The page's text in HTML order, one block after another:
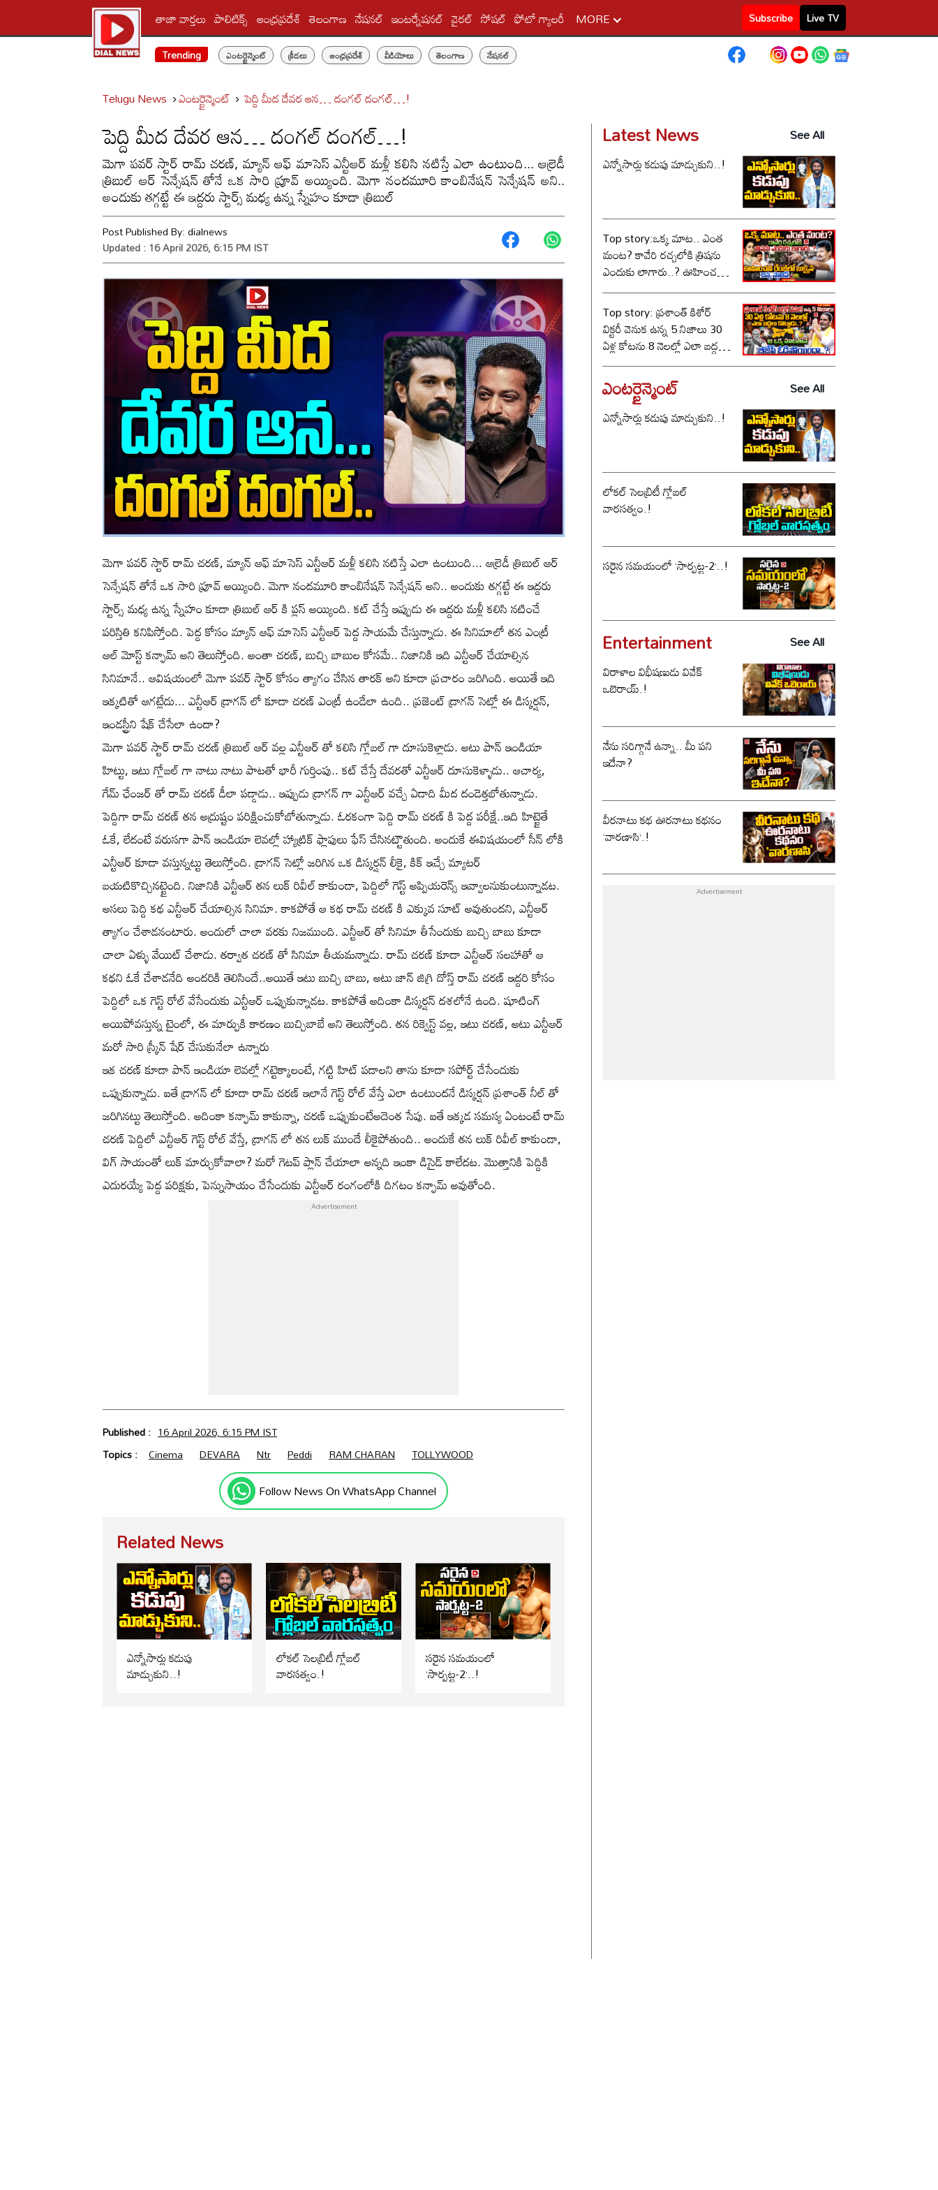
తాజా వార్తలు పాలిటిక్స్‌ ఆంధ్రప్రదేశ్ తెలంగాణ నేషనల్ ఇంటర్నేషనల్ వైరల్ సోషల్ ఫోటో గ్యాలరీ MORE Subscribe
Live TV
Trending
ఎంటర్టైన్మెంట్ క్రీడలు ఆంధ్రప్రదేశ్ వీడియోలు తెలంగాణ నేషనల్
Telugu News ఎంటర్టైన్మెంట్ పెద్ది మీద దేవర ఆన… దంగల్ దంగల్…!
పెద్ది మీద దేవర ఆన… దంగల్ దంగల్…!
మెగా పవర్ స్టార్ రామ్ చరణ్, మ్యాన్ ఆఫ్ మాసెస్ ఎన్టీఆర్ మళ్లీ కలిసి నటిస్తే ఎలా ఉంటుంది... ఆల్రెడీ
త్రిబుల్ ఆర్ సెన్సేషన్ తోనే ఒక సారి ప్రూవ్ అయ్యింది. మెగా నందమూరి కాంబినేషన్ సెన్సేషన్ అని..
అందుకు తగ్గట్టే ఈ ఇద్దరు స్టార్స్ మధ్య ఉన్న స్నేహం కూడా త్రిబుల్
Post Published By:dialnews
Updated : 16 April 2026, 6:15 PM IST
మెగా పవర్ స్టార్ రామ్ చరణ్, మ్యాన్ ఆఫ్ మాసెస్ ఎన్టీఆర్ మళ్లీ కలిసి నటిస్తే ఎలా ఉంటుంది... ఆల్రెడీ త్రిబుల్ ఆర్
సెన్సేషన్ తోనే ఒక సారి ప్రూవ్ అయ్యింది. మెగా నందమూరి కాంబినేషన్ సెన్సేషన్ అని.. అందుకు తగ్గట్టే ఈ ఇద్దరు
స్టార్స్ మధ్య ఉన్న స్నేహం కూడా త్రిబుల్ ఆర్ కి ప్లస్ అయ్యింది. కట్ చేస్తే ఇప్పుడు ఈ ఇద్దరు మళ్లీ కలిసి నటించే
పరిస్తితి కనిపిస్తోంది. పెద్ద కోసం మ్యాన్ ఆఫ్ మాసెస్ ఎన్టీఆర్ పెద్ద సాయమే చేస్తున్నాడు. ఈ సినిమాలో తన ఎంట్రీ
ఆల్ మోస్ట్ కన్ఫామ్ అని తెలుస్తోంది. అంతా చరణ్, బుచ్చి బాబుల కోసమే.. నిజానికి ఇది ఎన్టీఆర్ చేయాల్సిన
సినిమానే.. ఆవిషయంలో మెగా పవర్ స్టార్ కోసం త్యాగం చేసిన తారక్ అని కూడా ప్రచారం జరిగింది. అయితే ఇది
ఇక్కటితో ఆగట్లేదు... ఎన్టీఆర్ డ్రాగన్ లో కూడా చరణ్ ఎంట్రీ ఉండేలా ఉంది.. ప్రజెంట్ డ్రాగన్ సెట్లో ఈ డిస్కర్షన్,
ఇండస్ట్రీని షేక్ చేసేలా ఉందా?
మెగా పవర్ స్టార్ రామ్ చరణ్ త్రిబుల్ ఆర్ వల్ల ఎన్టీఆర్ తో కలిసి గ్లోబల్ గా దూసుకెళ్లాడు. అటు పాన్ ఇండియా
హిట్టు, ఇటు గ్లోబల్ గా నాటు నాటు పాటతో భారీ గుర్తింపు.. కట్ చేస్తే దేవరతో ఎన్టీఆర్ దూసుకెళ్ళాడు.. ఆచార్య,
గేమ్ ఛేంజర్ తో రామ్ చరణ్ డీలా పడ్డాడు.. ఇప్పుడు డ్రాగన్ గా ఎన్టీఆర్ వచ్చే ఏడాది మీద దండెత్తబోతున్నాడు.
పెద్దిగా రామ్ చరణ్ తన అద్రుష్టం పరిక్షించుకోబోతున్నాడు. ఓరకంగా పెద్ది రామ్ చరణ్ కి పెద్ద పరీక్షే..ఇది హిట్టైతే
ఓకే, లేదంటే వరుసగా పాన్ ఇండియా లెవల్లో హ్యాట్రిక్ ఫ్లాపులు ఫేస్ చేసినట్టౌతుంది. అందుకే ఈవిషయంలో సీన్ లోకి
ఎన్టీఆర్ కూడా వస్తున్నట్టు తెలుస్తోంది. డ్రాగన్ సెట్లో జరిగిన ఒక డిస్కర్షన్ లీకై, కిక్ ఇచ్చే మ్యాటర్
బయటికొచ్చినట్టైంది. నిజానికి ఎన్టీఆర్ తన లుక్ రివీల్ కాకుండా, పెద్దిలో గెస్ట్ అప్పియరెన్స్ ఇవ్వాలనుకుంటున్నాడట.
అసలు పెద్ది కథ ఎన్టీఆర్ చేయాల్సిన సినిమా. కాకపోతే ఆ కథ రామ్ చరణ్ కి ఎక్కువ సూట్ అవుతుందని, ఎన్టీఆర్
త్యాగం చేశాడనంటారు. అందులో చాలా వరకు నిజముంది. ఎన్టీఆర్ తో సినిమా తీసేందుకు బుచ్చి బాబు కూడా
చాలా ఏళ్ళు వేయిట్ చేశాడు. తర్వాత చరణ్ తో సినిమా తీయమన్నాడు. రామ్ చరణ్ కూడా ఎన్టీఆర్ సలహాతో ఆ
కథని ఓకే చేశాడనేది అందరికి తెలిసిందే..అయితే ఇటు బుచ్చి బాబు, అటు జాన్ జిగ్రి దోస్త్ రామ్ చరణ్ ఇద్దరి కోసం
పెద్దిలో ఒక గెస్ట్ రోల్ వేసేందుకు ఎన్టీఆర్ ఒప్పుకున్నాడట. కాకపోతే అదింకా డిస్కర్షన్ దశలోనే ఉంది. షూటింగ్
అయిపోవస్తున్న టైంలో, ఈ మార్పుకి కారణం బుచ్చిబాబే అని తెలుస్తోంది. తన రిక్వెస్ట్ వల్ల, ఇటు చరణ్, అటు ఎన్టీఆర్
మరో సారి స్క్రీన్ షేర్ చేసుకునేలా ఉన్నారు
ఇక చరణ్ కూడా పాన్ ఇండియా లెవల్లో గట్టెక్కాలంటే, గట్టి హిట్ పడాలని తాను కూడా సపోర్ట్ చేసేందుకు
ఒప్పుకున్నాడు. ఐతే డ్రాగన్ లో కూడా రామ్ చరణ్ ఇలానే గెస్ట్ రోల్ వేస్తే ఎలా ఉంటుందనే డిస్కర్షన్ ప్రశాంత్ నీల్ తో
జరిగినట్టు తెలుస్తోంది. అదింకా కన్ఫామ్ కాకున్నా, చరణ్ ఒప్పుకుంటేఅదెంత సేపు. ఐతే ఇక్కడ సమస్య ఏంటంటే రామ్
చరణ్ పెద్దిలో ఎన్టీఆర్ గెస్ట్ రోల్ వేస్తే, డ్రాగన్ లో తన లుక్ ముందే లీకైపోతుంది.. అందుకే తన లుక్ రివీల్ కాకుండా,
విగ్ సాయంతో లుక్ మార్చుకోవాలా? మరో గెటప్ ప్లాన్ చేయాలా అన్నది ఇంకా డిసైడ్ కాలేదట. మొత్తానికి పెద్దికి
ఎదురయ్యే పెద్ద పరిక్షకు, పెన్నుసాయం చేసేందుకు ఎన్టీఆర్ రంగంలోకి దిగటం కన్ఫామ్ అవుతోంది.
Published : 16 April 2026, 6:15 PM IST
Topics : Cinema DEVARA Ntr Peddi RAM CHARAN TOLLYWOOD
Follow News On WhatsApp Channel
Related News
ఎన్నోసార్లు కడుపు
మాడ్చుకుని..!
లోకల్ సెలబ్రిటీ గ్లోబల్
వారసత్వం.!
సరైన సమయంలో
‘సార్పట్ట-2’..!
Latest News
See All
ఎన్నోసార్లు కడుపు మాడ్చుకుని..!
Top story:ఒక్క మాట.. ఎంత
మంట? కావేరి రచ్చలోకి త్రిషను
ఎందుకు లాగారు..? ఊహించని
రేంజ్ లో బుక్కైన చిన్న స్టాలిన్..!
Top story: ప్రశాంత్ కిశోర్
విక్టరీ వెనుక ఉన్న 5 నిజాలు 30
ఏళ్ల కోటను 8 నెలల్లో ఎలా బద్దలు
కొట్టాడు..? ఆ ఒక్క మాటతోనే
బీజేపీ ఓడిపోయిందా..?
ఎంటర్టైన్మెంట్
See All
ఎన్నోసార్లు కడుపు మాడ్చుకుని..!
లోకల్ సెలబ్రిటీ గ్లోబల్
వారసత్వం.!
సరైన సమయంలో ‘సార్పట్ట-2’..!
Entertainment
See All
విరాళాల విభీషణుడు వివేక్
ఒబెరాయ్.!
నేను సరిగ్గానే ఉన్నా.. మీ పని
ఇదేనా?
వీరనాటు కథ ఊరనాటు కథనం
‘వారణాసి’.!